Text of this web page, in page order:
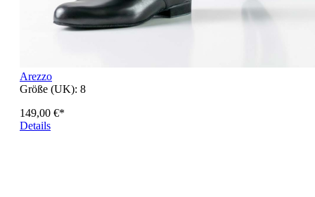
Arezzo
Größe (UK): 8
149,00 €*
Details